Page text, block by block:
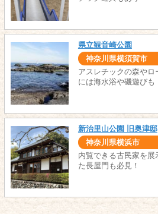
県立観音崎公園
神奈川県横須賀市
アスレチックの森や
には海水浴や磯遊びも
新治里山公園 旧奥津邸
神奈川県横浜市
内覧できる古民家を
た長屋門も必見！